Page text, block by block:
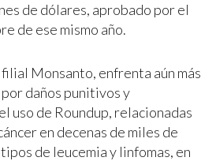
de dólares, aprobado por el
de ese mismo año.
Monsanto, enfrenta aún más
daños punitivos y
uso de Roundup, relacionadas
en decenas de miles de
de leucemia y linfomas, en